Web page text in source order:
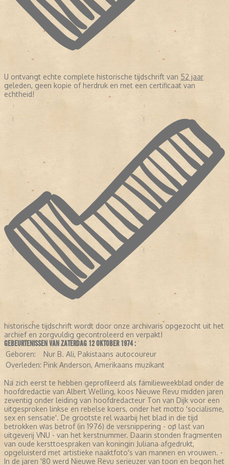
U ontvangt echte complete historische tijdschrift van 52 jaar
geleden, geen kopie of herdruk en met een certificaat van
echtheid!
historische tijdschrift wordt door onze archivaris opgezocht uit het
archief en zorgvuldig gecontroleerd en verpakt!
GEBEURTENISSEN VAN ZATERDAG 12 OKTOBER 1974 :
Geboren:
Nur B. Ali, Pakistaans autocoureur
Overleden: Pink Anderson, Amerikaans muzikant
Na zich eerst te hebben geprofileerd als familieweekblad onder de
hoofdredactie van Albert Welling, koos Nieuwe Revu midden jaren
zeventig onder leiding van hoofdredacteur Ton van Dijk voor een
uitgesproken linkse en rebelse koers, onder het motto 'socialisme,
sex en sensatie'. De grootste rel waarbij het blad in die tijd
betrokken was betrof (in 1976) de versnippering - op last van
uitgeverij VNU - van het kerstnummer. Daarin stonden fragmenten
van oude kersttoespraken van koningin Juliana afgedrukt,
opgeluisterd met artistieke naaktfoto's van mannen en vrouwen. -
In de jaren '80 werd Nieuwe Revu serieuzer van toon en begon het